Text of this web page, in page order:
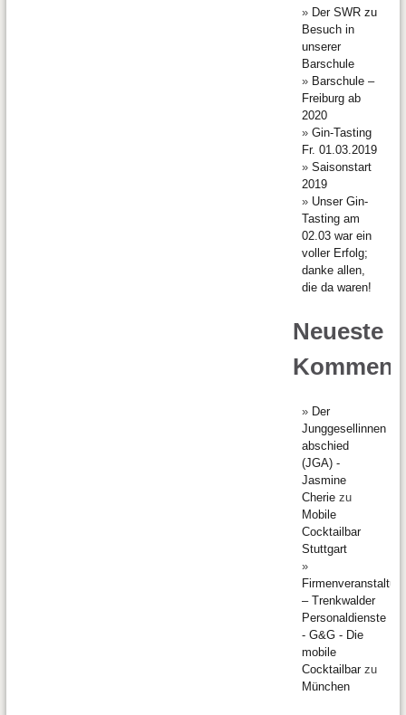
Der SWR zu
Besuch in
unserer
Barschule
Barschule –
Freiburg ab
2020
Gin-Tasting
Fr. 01.03.2019
Saisonstart
2019
Unser Gin-
Tasting am
02.03 war ein
voller Erfolg;
danke allen,
die da waren!
Neueste
Der
Junggesellinnen
abschied
(JGA) -
Jasmine
Cheriezu
Mobile
Cocktailbar
Stuttgart
– Trenkwalder
Personaldienste
- G&G - Die
mobile
Cocktailbarzu
München